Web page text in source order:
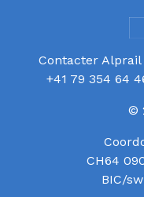
Contacter
+41 79 354 64
©
CH64
BIC/